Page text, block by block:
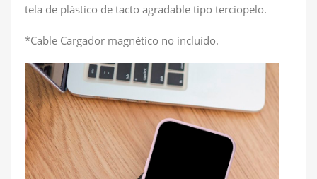
tela de plástico de tacto agradable tipo terciopelo.
*Cable Cargador magnético no incluído.